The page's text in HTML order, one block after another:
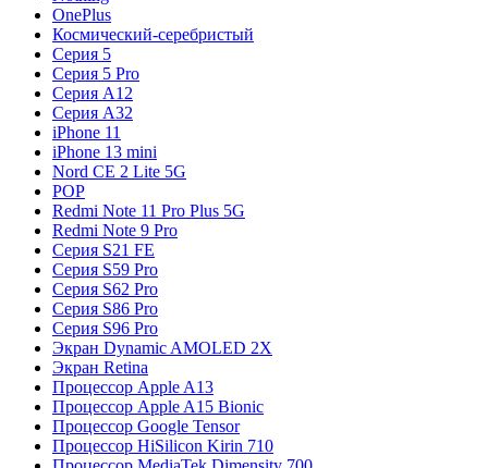
OnePlus
Космический-серебристый
Серия 5
Серия 5 Pro
Серия A12
Серия A32
iPhone 11
iPhone 13 mini
Nord CE 2 Lite 5G
POP
Redmi Note 11 Pro Plus 5G
Redmi Note 9 Pro
Серия S21 FE
Серия S59 Pro
Серия S62 Pro
Серия S86 Pro
Серия S96 Pro
Экран Dynamic AMOLED 2X
Экран Retina
Процессор Apple A13
Процессор Apple A15 Bionic
Процессор Google Tensor
Процессор HiSilicon Kirin 710